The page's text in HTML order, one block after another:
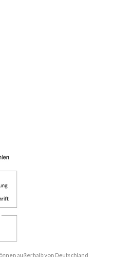
außerhalb von Deutschland